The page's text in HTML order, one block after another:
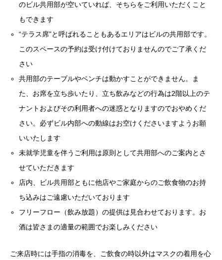
のビル共用部が空いていれば、そちらをご利用いただくこと
もできます
“テラス席”と呼ばれることもあるエリアはビルの共用部です。
このスペースの予約は受け付けておりませんのでご了承くだ
さい
共用部のテーブルやベンチは動かすことができません。ま
た、お席を立ち歩いたり、立ち飲みなどの行為は2階以上のテ
ナントおよびその利用者への迷惑となりますのでおやめくだ
さい。必ずビル内部への動線はお空けくださいますようお願
いいたします
未就学児童を伴うご利用は原則として共用部へのご案内とさ
せていただきます
店内、ビル共用部ともに他店やご家庭からのご飲食物のお持
ち込みはご遠慮いただいております
フリーフロー（飲み放題）の提供は見合わせております。お
酒は皆さまの適量の範囲でお楽しみください
ご来店時には手指の消毒を、ご飲食の時以外はマスクの着用を心